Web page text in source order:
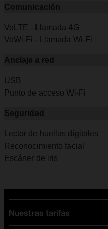
Comunicación
VoLTE - Llamada 4G
VoWi-Fi - Llamada Wi-Fi
Anclaje a red
USB
Punto de acceso Wi-Fi
Seguridad
Lector de huellas digitales
Reconocimiento facial
Escáner de iris
Nuestras tarifas